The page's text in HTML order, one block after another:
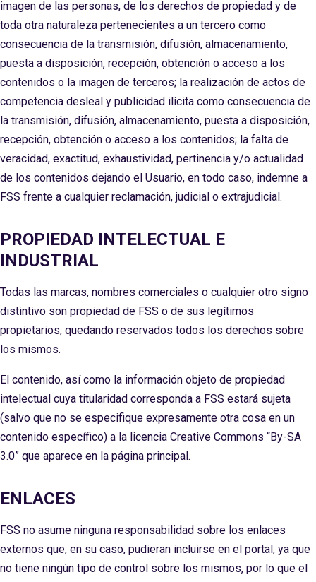
imagen de las personas, de los derechos de propiedad y de
toda otra naturaleza pertenecientes a un tercero como
consecuencia de la transmisión, difusión, almacenamiento,
puesta a disposición, recepción, obtención o acceso a los
contenidos o la imagen de terceros; la realización de actos de
competencia desleal y publicidad ilícita como consecuencia de
la transmisión, difusión, almacenamiento, puesta a disposición,
recepción, obtención o acceso a los contenidos; la falta de
veracidad, exactitud, exhaustividad, pertinencia y/o actualidad
de los contenidos dejando el Usuario, en todo caso, indemne a
FSS frente a cualquier reclamación, judicial o extrajudicial.
PROPIEDAD INTELECTUAL E
INDUSTRIAL
Todas las marcas, nombres comerciales o cualquier otro signo
distintivo son propiedad de FSS o de sus legítimos
propietarios, quedando reservados todos los derechos sobre
los mismos.
El contenido, así como la información objeto de propiedad
intelectual cuya titularidad corresponda a FSS estará sujeta
(salvo que no se especifique expresamente otra cosa en un
contenido específico) a la licencia Creative Commons “By-SA
3.0” que aparece en la página principal.
ENLACES
FSS no asume ninguna responsabilidad sobre los enlaces
externos que, en su caso, pudieran incluirse en el portal, ya que
no tiene ningún tipo de control sobre los mismos, por lo que el